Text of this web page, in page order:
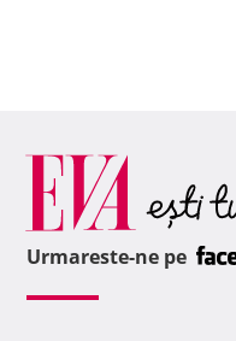
Urmareste-ne pe